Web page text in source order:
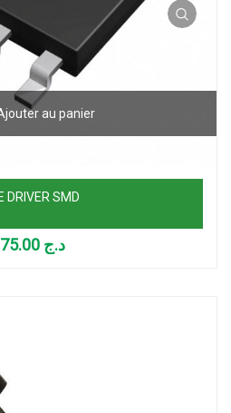
au panier
DRIVER SMD
د.ج